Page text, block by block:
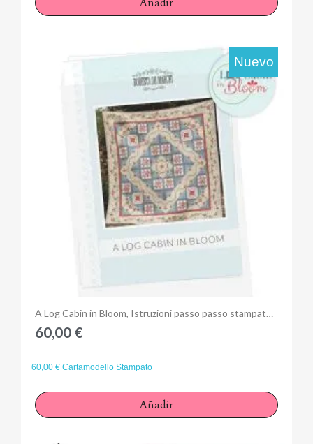
Anteprima
Nuevo
A Log Cabin in Bloom, Istruzioni passo passo stampate - Mystery Quilt da 260 x 260 cm
60,00 €
60,00 € Cartamodello Stampato
Añadir